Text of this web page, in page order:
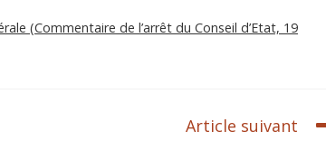
(Commentaire de l’arrêt du Conseil d’Etat, 19
Article suivant